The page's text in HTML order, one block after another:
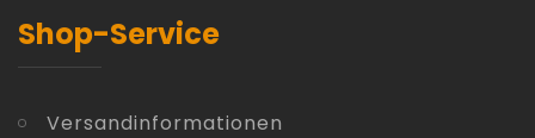
Shop-Service
Versandinformationen